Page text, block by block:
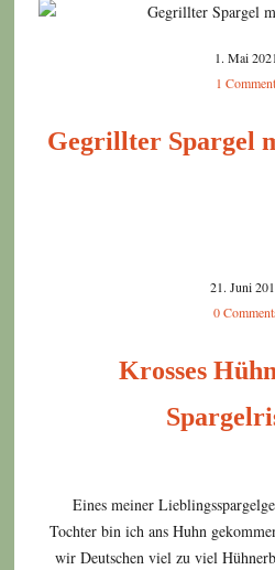
1. Mai 2021
1 Comment
Gegrillter Spargel
21. Juni
0
Krosses
Eines meiner
Tochter bin ich ans Huhn
wir Deutschen viel zu viel